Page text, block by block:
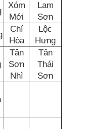
Xóm
Mới
Lam
Sơn
Chí
Hòa
Lộc
Hưng
Tân
Sơn
Nhì
Tân
Thái
Sơn